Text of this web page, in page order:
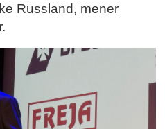
Russland, mener